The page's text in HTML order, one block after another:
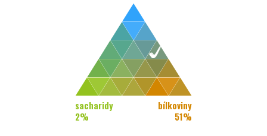
sacharidy
2%
bílkoviny
51%